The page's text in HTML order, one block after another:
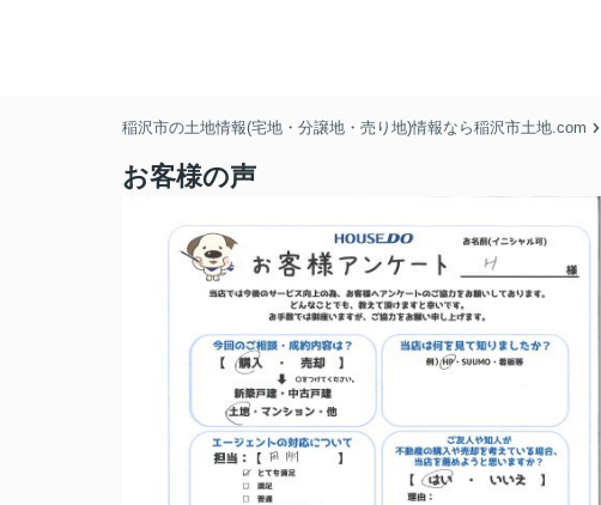
稲沢市の土地情報(宅地・分譲地・売り地)情報なら稲沢市土地.com
お客様の声